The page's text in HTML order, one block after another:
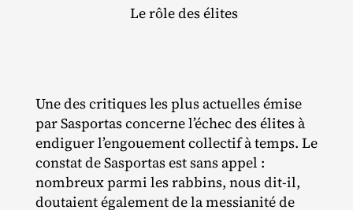
Le rôle des élites
Une des critiques les plus actuelles émise
par Sasportas concerne l’échec des élites à
endiguer l’engouement collectif à temps. Le
constat de Sasportas est sans appel :
nombreux parmi les rabbins, nous dit‐​il,
doutaient également de la messianité de